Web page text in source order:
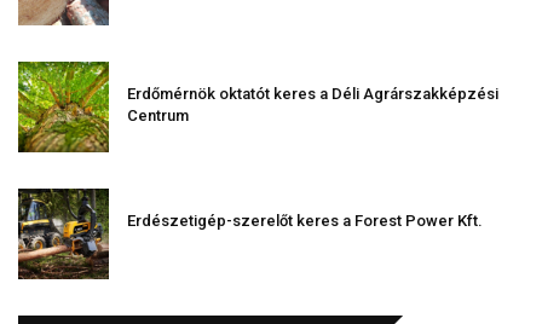
Erdőmérnök oktatót keres a Déli Agrárszakképzési
Centrum
Erdészetigép-szerelőt keres a Forest Power Kft.